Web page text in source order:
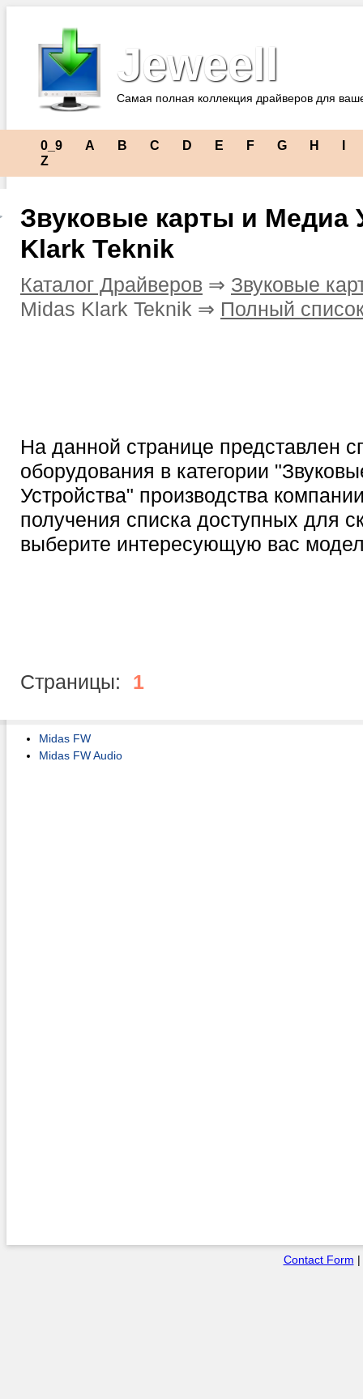
Jeweell
Самая полная коллекция драйверов для
0_9 A B C D E F G H
Z
Звуковые карты и Медиа
Klark Teknik
Каталог Драйверов ⇒ Звуковые
Midas Klark Teknik ⇒ Полный
На данной странице представлен
оборудования в категории
Устройства" производства
получения списка доступных для
выберите интересующую вас
Страницы: 1
Midas FW
Midas FW Audio
Contact Form |